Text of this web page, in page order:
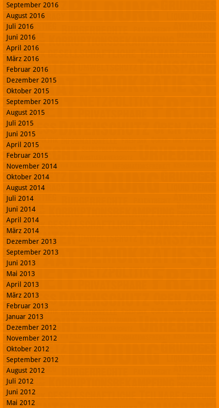
September 2016
August 2016
Juli 2016
Juni 2016
April 2016
März 2016
Februar 2016
Dezember 2015
Oktober 2015
September 2015
August 2015
Juli 2015
Juni 2015
April 2015
Februar 2015
November 2014
Oktober 2014
August 2014
Juli 2014
Juni 2014
April 2014
März 2014
Dezember 2013
September 2013
Juni 2013
Mai 2013
April 2013
März 2013
Februar 2013
Januar 2013
Dezember 2012
November 2012
Oktober 2012
September 2012
August 2012
Juli 2012
Juni 2012
Mai 2012